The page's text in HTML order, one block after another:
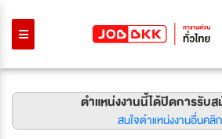
ตำแหน่งงานนี้ได้ปิดการรับ
สนใจตำแหน่งงานอื่นคลิ